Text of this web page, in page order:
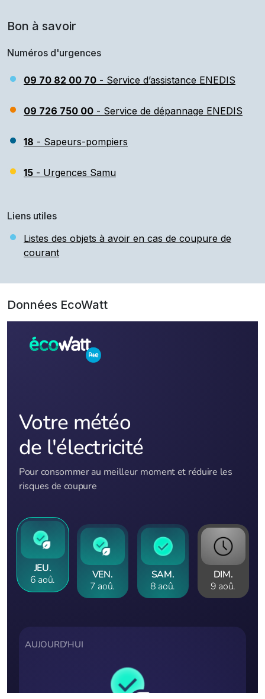
Bon à savoir
Numéros d'urgences
09 70 82 00 70 - Service d’assistance ENEDIS
09 726 750 00 - Service de dépannage ENEDIS
18 - Sapeurs-pompiers
15 - Urgences Samu
Liens utiles
Listes des objets à avoir en cas de coupure de
courant
Données EcoWatt